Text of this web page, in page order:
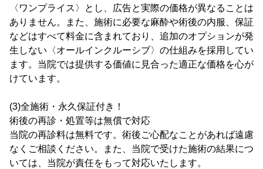
〈ワンプライス〉とし、広告と実際の価格が異なることは
ありません。また、施術に必要な麻酔や術後の内服、保証
などはすべて料金に含まれており、追加のオプションが発
生しない〈オールインクルーシブ〉の仕組みを採用してい
ます。当院では提供する価値に見合った適正な価格を心が
けています。
(3)全施術・永久保証付き！
術後の再診・処置等は無償で対応
当院の再診料は無料です。術後ご心配なことがあれば遠慮
なくご相談ください。また、当院で受けた施術の結果につ
いては、当院が責任をもって対応いたします。